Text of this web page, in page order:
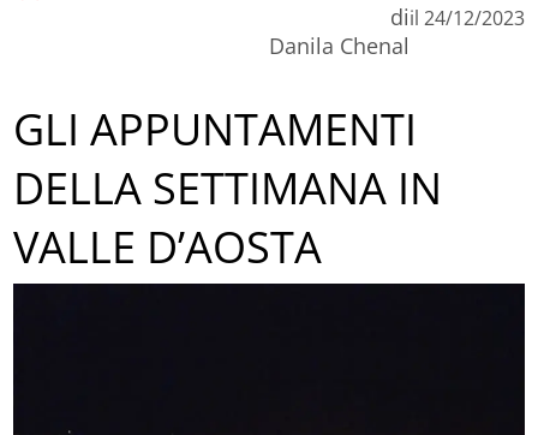
di
Danila Chenal
il 24/12/2023
GLI APPUNTAMENTI
DELLA SETTIMANA IN
VALLE D’AOSTA